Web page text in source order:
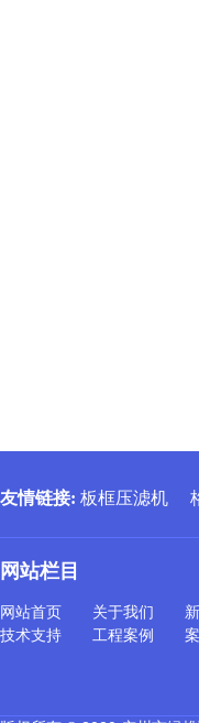
网站栏目
网站首页 关于我们
技术支持
工程案例
友情链接: 板框压滤机